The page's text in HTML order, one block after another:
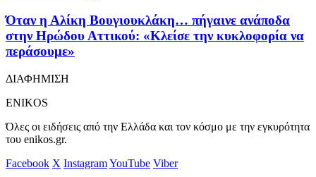
Όταν η Αλίκη Βουγιουκλάκη… πήγαινε ανάποδα
στην Ηρώδου Αττικού: «Κλείσε την κυκλοφορία να
περάσουμε»
ΔΙΑΦΗΜΙΣΗ
ENIKOS
Όλες οι ειδήσεις από την Ελλάδα και τον κόσμο με την εγκυρότητα
του enikos.gr.
Facebook X InstagramYouTube Viber